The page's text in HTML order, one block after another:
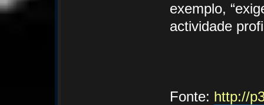
exemplo,
actividade
Fonte: http://